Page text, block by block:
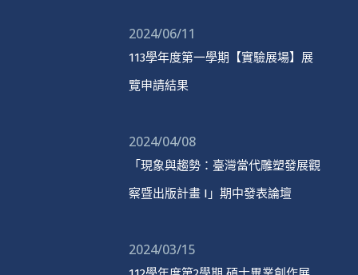
2024/06/11
113學年度第一學期【實驗展場】展
覽申請結果
2024/04/08
「現象與趨勢：臺灣當代雕塑發展觀
察暨出版計畫 I」期中發表論壇
2024/03/15